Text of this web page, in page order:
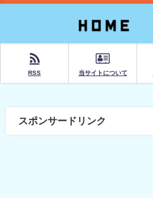
RSS 当サイトについて
スポンサードリンク